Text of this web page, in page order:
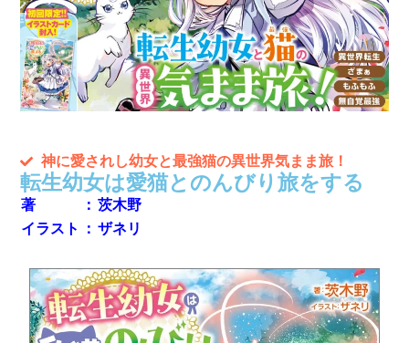
神に愛されし幼女と最強猫の異世界気まま旅！
転生幼女は愛猫とのんびり旅をする
著 ： 茨木野
イラスト
： ザネリ